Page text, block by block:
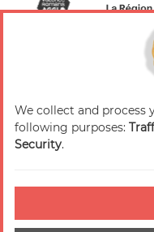
© 2026 Valence
We collect and
following purposes:
Security.